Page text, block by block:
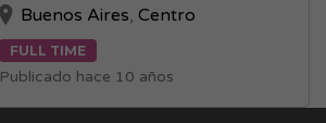
Buenos Aires,Centro
FULL TIME
Publicado hace 10 años